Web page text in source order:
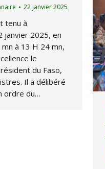
22 janvier 2025
tenu à
janvier 2025, en
à 13 H 24 mn,
le
du Faso,
Il a délibéré
ordre du…